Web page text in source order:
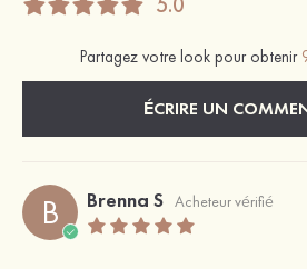
Partagez votre look pour obtenir
ÉCRIRE UN
B Brenna S Acheteur vérifié